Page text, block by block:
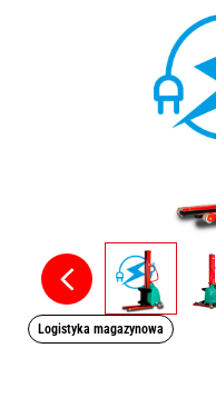
Logistyka magazynowa